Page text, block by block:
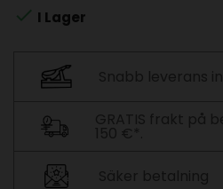
 I Lager